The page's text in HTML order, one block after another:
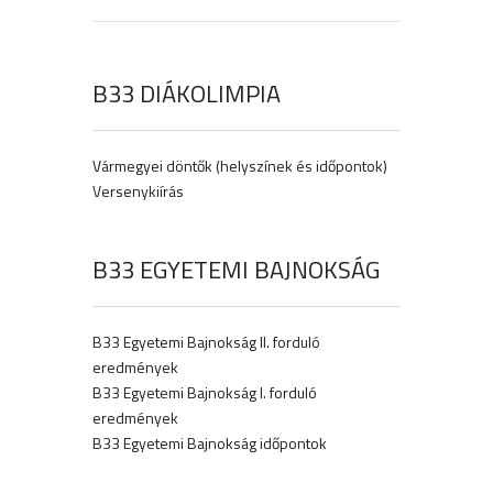
B33 DIÁKOLIMPIA
Vármegyei döntők (helyszínek és időpontok)
Versenykiírás
B33 EGYETEMI BAJNOKSÁG
B33 Egyetemi Bajnokság II. forduló
eredmények
B33 Egyetemi Bajnokság I. forduló
eredmények
B33 Egyetemi Bajnokság időpontok